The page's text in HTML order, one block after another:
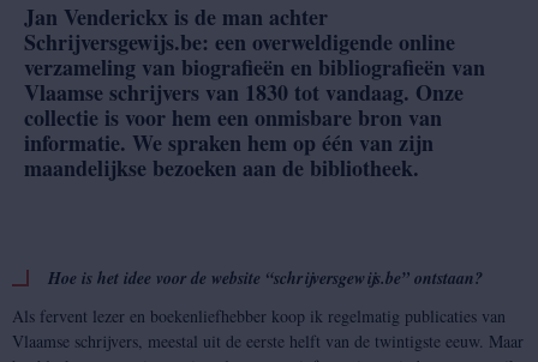
Jan Venderickx is de man achter
Schrijversgewijs.be: een overweldigende online
verzameling van biografieën en bibliografieën van
Vlaamse schrijvers van 1830 tot vandaag. Onze
collectie is voor hem een onmisbare bron van
informatie. We spraken hem op één van zijn
maandelijkse bezoeken aan de bibliotheek.
Hoe is het idee voor de website “schrijversgewijs.be” ontstaan?
Als fervent lezer en boekenliefhebber koop ik regelmatig publicaties van
Vlaamse schrijvers, meestal uit de eerste helft van de twintigste eeuw. Maar